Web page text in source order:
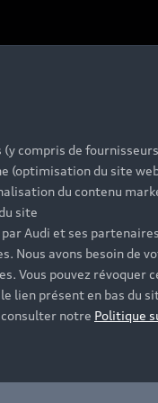
compris de
(optimisation du site
du contenu
site
Audi et ses
Nous avons besoin de
Vous pouvez révoquer
lien présent en bas du
notre Politique